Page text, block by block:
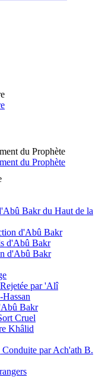
du Prophète
du Prophète
Bakr du Haut de la
d'Abû Bakr
d'Abû Bakr
d'Abû Bakr
par 'Alî
Bakr
Cruel
Khâlid
par Ach'ath B.